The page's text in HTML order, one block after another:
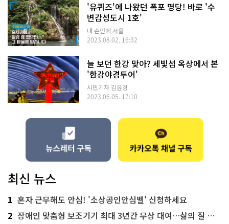
'유퀴즈'에 나왔던 폭포 명당! 바로 '수
변감성도시 1호'
내 손안에 서울
2023.08.02. 16:32
늘 보던 한강 맞아? 세빛섬 옥상에서 본
'한강야경투어'
시민기자 김윤경
2023.06.05. 17:10
최신 뉴스
1 혼자 근무해도 안심! '소상공인안심벨' 신청하세요
2 장애인 맞춤형 보조기기 최대 3년간 무상 대여…삶의 질 높인다